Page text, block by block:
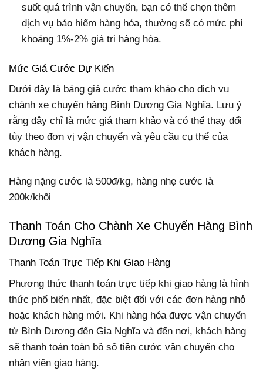
suốt quá trình vận chuyển, bạn có thể chọn thêm
dịch vụ bảo hiểm hàng hóa, thường sẽ có mức phí
khoảng 1%-2% giá trị hàng hóa.
Mức Giá Cước Dự Kiến
Dưới đây là bảng giá cước tham khảo cho dịch vụ
chành xe chuyển hàng Bình Dương Gia Nghĩa. Lưu ý
rằng đây chỉ là mức giá tham khảo và có thể thay đổi
tùy theo đơn vị vận chuyển và yêu cầu cụ thể của
khách hàng.
Hàng nặng cước là 500đ/kg, hàng nhẹ cước là
200k/khối
Thanh Toán Cho Chành Xe Chuyển Hàng Bình
Dương Gia Nghĩa
Thanh Toán Trực Tiếp Khi Giao Hàng
Phương thức thanh toán trực tiếp khi giao hàng là hình
thức phổ biến nhất, đặc biệt đối với các đơn hàng nhỏ
hoặc khách hàng mới. Khi hàng hóa được vận chuyển
từ Bình Dương đến Gia Nghĩa và đến nơi, khách hàng
sẽ thanh toán toàn bộ số tiền cước vận chuyển cho
nhân viên giao hàng.